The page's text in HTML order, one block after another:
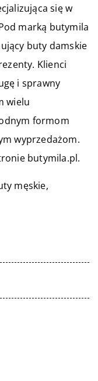
się w
marką butymila
buty damskie
Klienci
i sprawny
wielu
formom
wyprzedażom.
butymila.pl.
męskie,